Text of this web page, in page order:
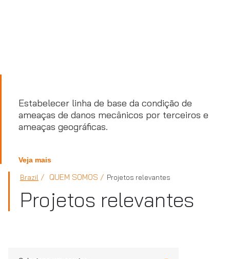
Estabelecer linha de base da condição de
ameaças de danos mecânicos por terceiros e
ameaças geográficas.
Veja mais
Brazil QUEM SOMOS Projetos relevantes
Projetos relevantes